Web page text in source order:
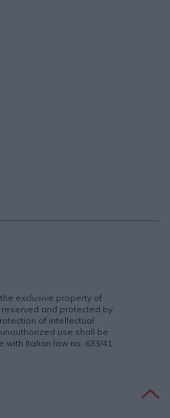
exclusive property of
and protected by
of intellectual
use shall be
Italian law no. 633/41.